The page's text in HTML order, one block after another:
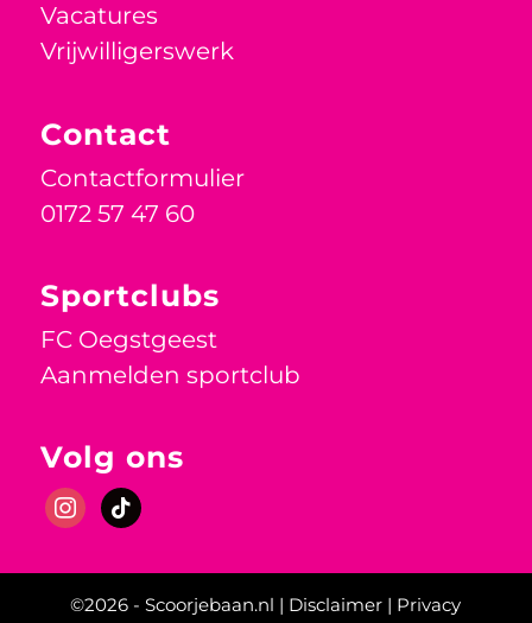
Scoor nu!
Vacatures
Vrijwilligerswerk
Contact
Contactformulier
0172 57 47 60
Sportclubs
FC Oegstgeest
Aanmelden sportclub
Volg ons
instagram
tiktok
©2026 -Scoorjebaan.nl | Disclaimer | Privacy